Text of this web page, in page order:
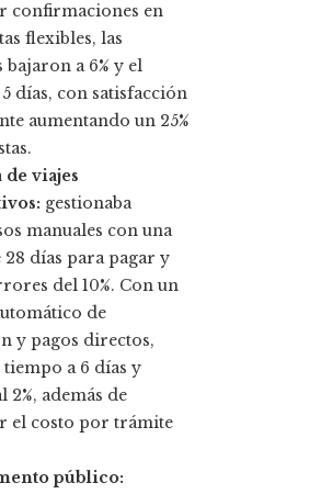
confirmaciones en
flexibles, las
bajaron a 6% y el
días, con satisfacción
aumentando un 25%
de viajes
gestionaba
manuales con una
28 días para pagar y
del 10%. Con un
de
y pagos directos,
a 6 días y
2%, además de
el costo por trámite
público: